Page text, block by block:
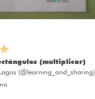
(multiplicar)
(@learning_and_sharing)